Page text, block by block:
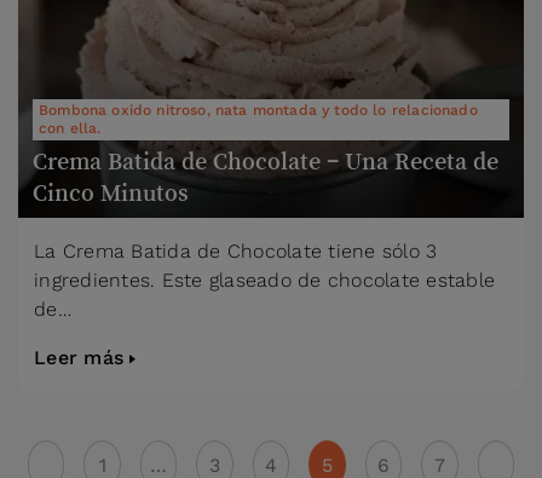
Bombona oxido nitroso, nata montada y todo lo relacionado
con ella.
Crema Batida de Chocolate – Una Receta de
Cinco Minutos
La Crema Batida de Chocolate tiene sólo 3
ingredientes. Este glaseado de chocolate estable
de…
Leer más
1 … 3 4 5 6 7